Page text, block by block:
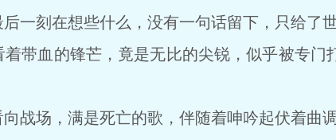
刻在想些什么，没有一句话留下，只给了
血的锋芒，竟是无比的尖锐，似乎被专门
场，满是死亡的歌，伴随着呻吟起伏着曲